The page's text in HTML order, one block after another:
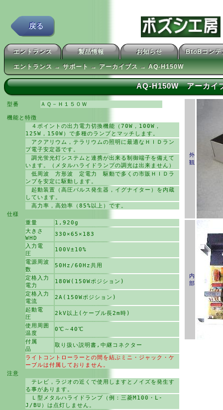
戻る
エントランス 製品情報 お知らせ BtoBコンテ
エントランス → サポート → アーカイブス → AQ-H150W
AQ-H150W アーカイ
型番 ＡＱ－Ｈ１５０Ｗ
機能と特徴
４ポイントの出力電力切換機能（70W，100W，
125W，150W）で多種のランプとマッチします。
アクアリウム，テラリウムの照明に最適なＨＩＤラン
プ電子安定器です。
調光蛍光灯システムと連携が出来る制御端子を備えて
います。（メタルハライドランプの調光は出来ません）
低周波 方形波 定電力 駆動で多くの市販ＨＩＤラ
ンプを安定に駆動します。
起動装置（高圧パルス発生器，イグナイター）を内蔵
しています。
高力率，高効率（85%以上）です。
仕様
重量
1,920g
大きさ
WHD
330×65×183
入力電
圧
100V±10%
電源周波
数
50Hz/60Hz共用
定格入力
電力
180W(150Wポジション)
定格入力
電流
2A(150Wポジション)
起動電
圧
2kV以上(ケーブル長2m時)
使用周囲
温度
0℃～40℃
付属
品
取り扱い説明書,中継コネクター
ライトコントローラーとの間を結ぶミニ・ジャック・ケ
ーブルは付属しておりません。
注意
テレビ，ラジオの近くで使用しますとノイズを発生す
る事があります。
Ｌ型メタルハライドランプ（例：三菱M100・L-
J/BU）は点灯しません。
外
観
内
部